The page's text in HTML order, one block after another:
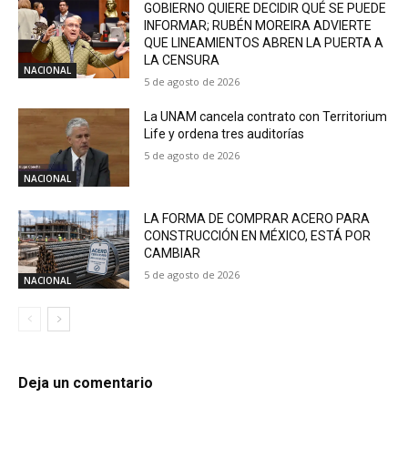
NACIONAL
GOBIERNO QUIERE DECIDIR QUÉ SE PUEDE
INFORMAR; RUBÉN MOREIRA ADVIERTE
QUE LINEAMIENTOS ABREN LA PUERTA A
LA CENSURA
5 de agosto de 2026
NACIONAL
La UNAM cancela contrato con Territorium
Life y ordena tres auditorías
5 de agosto de 2026
NACIONAL
LA FORMA DE COMPRAR ACERO PARA
CONSTRUCCIÓN EN MÉXICO, ESTÁ POR
CAMBIAR
5 de agosto de 2026
Deja un comentario